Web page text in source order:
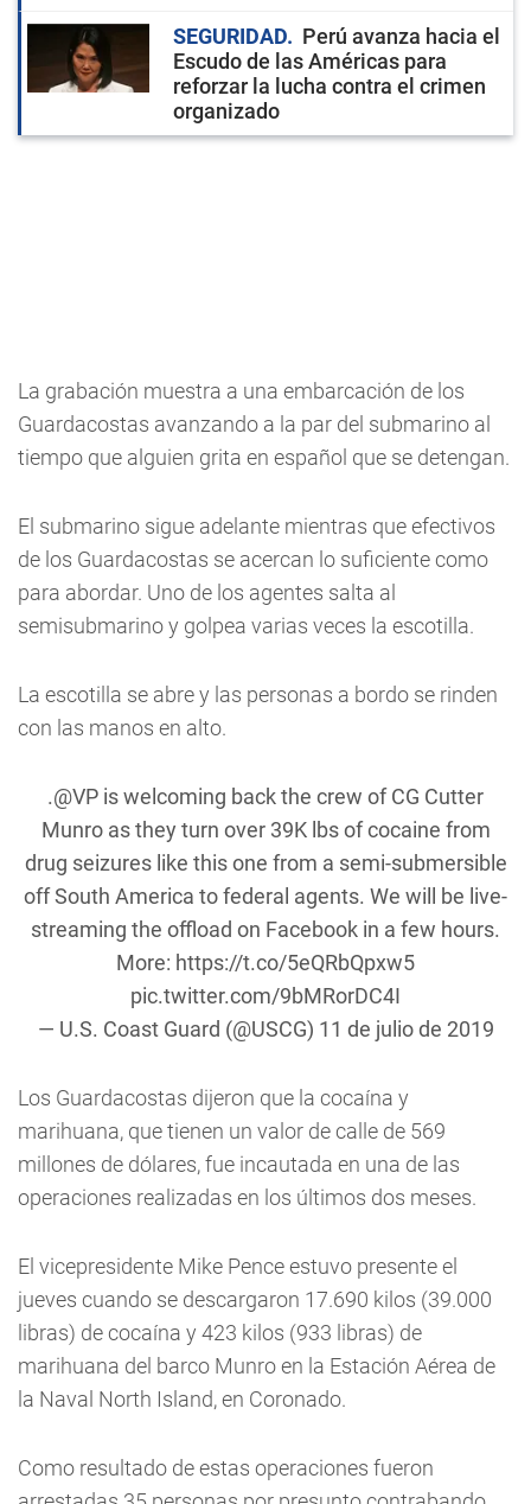
SEGURIDAD
Perú avanza hacia el
Escudo de las Américas para
reforzar la lucha contra el crimen
organizado
La grabación muestra a una embarcación de los
Guardacostas avanzando a la par del submarino al
tiempo que alguien grita en español que se detengan.
El submarino sigue adelante mientras que efectivos
de los Guardacostas se acercan lo suficiente como
para abordar. Uno de los agentes salta al
semisubmarino y golpea varias veces la escotilla.
La escotilla se abre y las personas a bordo se rinden
con las manos en alto.
.@VP is welcoming back the crew of CG Cutter
Munro as they turn over 39K lbs of cocaine from
drug seizures like this one from a semi-submersible
off South America to federal agents. We will be live-
streaming the offload on Facebook in a few hours.
More: https://t.co/5eQRbQpxw5
pic.twitter.com/9bMRorDC4I
— U.S. Coast Guard (@USCG) 11 de julio de 2019
Los Guardacostas dijeron que la cocaína y
marihuana, que tienen un valor de calle de 569
millones de dólares, fue incautada en una de las
operaciones realizadas en los últimos dos meses.
El vicepresidente Mike Pence estuvo presente el
jueves cuando se descargaron 17.690 kilos (39.000
libras) de cocaína y 423 kilos (933 libras) de
marihuana del barco Munro en la Estación Aérea de
la Naval North Island, en Coronado.
Como resultado de estas operaciones fueron